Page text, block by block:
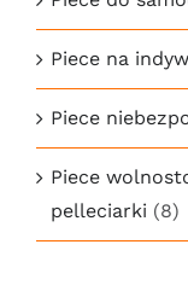
Piece na
Piece
Piece
pelleciarki (8)